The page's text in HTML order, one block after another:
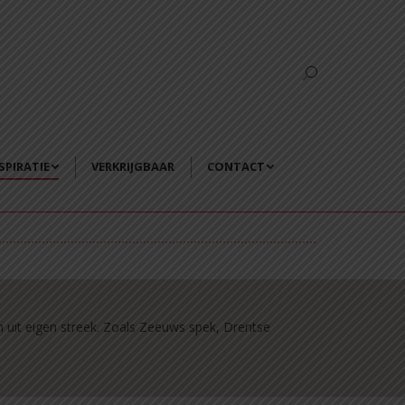
VERKRIJGBAAR CONTACT
eigen streek. Zoals Zeeuws spek, Drentse